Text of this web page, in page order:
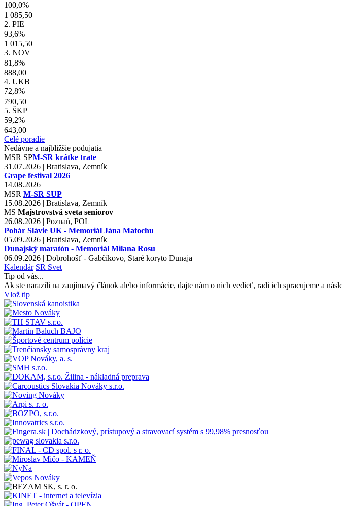
100,0%
1 085,50
2. PIE
93,6%
1 015,50
3. NOV
81,8%
888,00
4. UKB
72,8%
790,50
5. ŠKP
59,2%
643,00
Celé poradie
Nedávne a najbližšie podujatia
MSR SPM-SR krátke trate
31.07.2026 | Bratislava, Zemník
Grape festival 2026
14.08.2026
MSR M-SR SUP
15.08.2026 | Bratislava, Zemník
MS Majstrovstvá sveta seniorov
26.08.2026 | Poznaň, POL
Pohár Slávie UK - Memoriál Jána Matochu
05.09.2026 | Bratislava, Zemník
Dunajský maratón - Memoriál Milana Rosu
06.09.2026 | Dobrohošť - Gabčíkovo, Staré koryto Dunaja
Kalendár SR Svet
Tip od vás...
Ak ste narazili na zaujímavý článok alebo informácie, dajte nám o nich vedieť, radi ich spracujeme a
Vlož tip